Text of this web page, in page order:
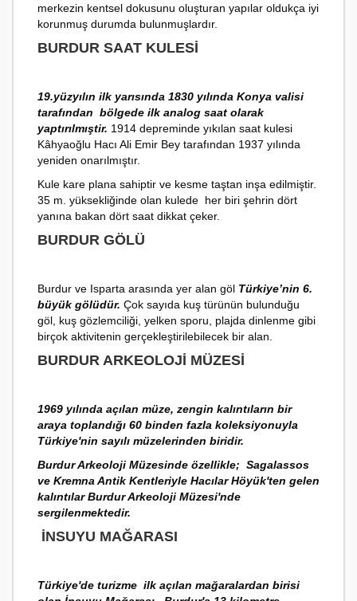
merkezin kentsel dokusunu oluşturan yapılar oldukça iyi
korunmuş durumda bulunmuşlardır.
BURDUR SAAT KULESI
19.yüzyılın ilk yarısında 1830 yılında Konya valisi
tarafından bölgede ilk analog saat olarak
yaptırılmıştir. 1914 depreminde yıkılan saat kulesi
Kâhyaoğlu Hacı Ali Emir Bey tarafından 1937 yılında
yeniden onarılmıştır.
Kule kare plana sahiptir ve kesme taştan inşa edilmiştir.
35 m. yüksekliğinde olan kulede her biri şehrin dört
yanına bakan dört saat dikkat çeker.
BURDUR GÖLÜ
Burdur ve Isparta arasında yer alan göl Türkiye’nin 6.
büyük gölüdür. Çok sayıda kuş türünün bulunduğu
göl, kuş gözlemciliği, yelken sporu, plajda dinlenme gibi
birçok aktivitenin gerçekleştirilebilecek bir alan.
BURDUR ARKEOLOJI MÜZESI
1969 yılında açılan müze, zengin kalıntıların bir
araya toplandığı 60 binden fazla koleksiyonuyla
Türkiye'nin sayılı müzelerinden biridir.
Burdur Arkeoloji Müzesinde özellikle; Sagalassos
ve Kremna Antik Kentleriyle Hacılar Höyük'ten gelen
kalıntılar Burdur Arkeoloji Müzesi'nde
sergilenmektedir.
İNSUYU MAĞARASI
Türkiye'de turizme ilk açılan mağaralardan birisi